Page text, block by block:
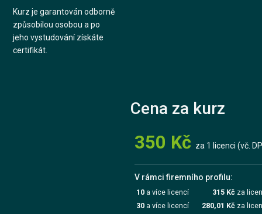
Cena za kurz
350 Kč za 1 licenci (vč.
V rámci firemního profilu:
10a více licencí 315 Kč za
30a více licencí 280,01 Kč za
Kurz je garantován odborně
způsobilou osobou a po
jeho vystudování získáte
certifikát.